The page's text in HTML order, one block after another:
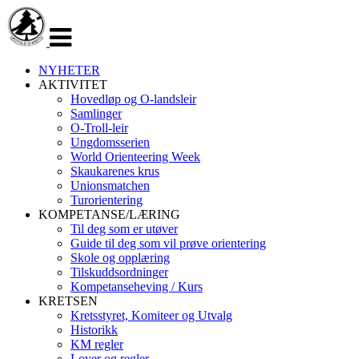
navigasjon
NYHETER
AKTIVITET
Hovedløp og O-landsleir
Samlinger
O-Troll-leir
Ungdomsserien
World Orienteering Week
Skaukarenes krus
Unionsmatchen
Turorientering
KOMPETANSE/LÆRING
Til deg som er utøver
Guide til deg som vil prøve orientering
Skole og opplæring
Tilskuddsordninger
Kompetanseheving / Kurs
KRETSEN
Kretsstyret, Komiteer og Utvalg
Historikk
KM regler